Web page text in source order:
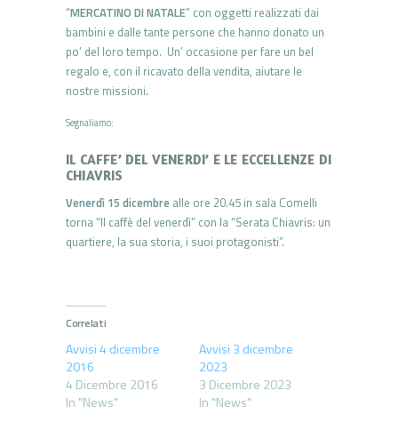
“MERCATINO DI NATALE” con oggetti realizzati dai
bambini e dalle tante persone che hanno donato un
po’ del loro tempo. Un’ occasione per fare un bel
regalo e, con il ricavato della vendita, aiutare le
nostre missioni.
Segnaliamo:
IL CAFFE’ DEL VENERDI’ E LE ECCELLENZE DI
CHIAVRIS
Venerdì 15 dicembre alle ore 20.45 in sala Comelli
torna “Il caffè del venerdì” con la “Serata Chiavris: un
quartiere, la sua storia, i suoi protagonisti”.
Correlati
Avvisi 4 dicembre
2016
4 Dicembre 2016
In "News"
Avvisi 3 dicembre
2023
3 Dicembre 2023
In "News"